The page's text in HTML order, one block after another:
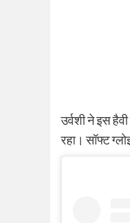
उर्वशी ने इस
रहा। सॉफ्ट